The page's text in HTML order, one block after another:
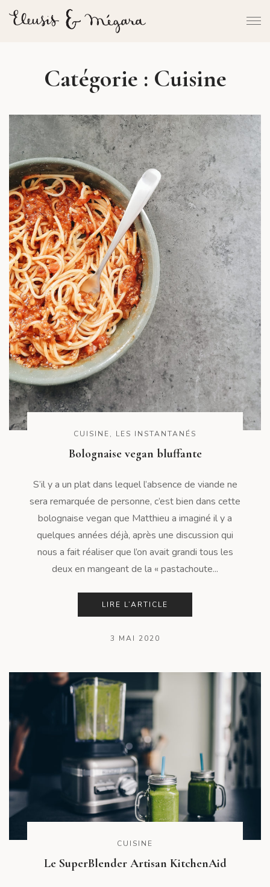
Catégorie : Cuisine
CUISINE, LES INSTANTANÉS
Bolognaise vegan bluffante
S’il y a un plat dans lequel l’absence de viande ne
sera remarquée de personne, c’est bien dans cette
bolognaise vegan que Matthieu a imaginé il y a
quelques années déjà, après une discussion qui
nous a fait réaliser que l’on avait grandi tous les
deux en mangeant de la « pastachoute...
LIRE L’ARTICLE
3 MAI 2020
CUISINE
Le SuperBlender Artisan KitchenAid